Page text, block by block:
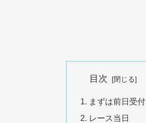
目次
まずは前日受付
レース当日